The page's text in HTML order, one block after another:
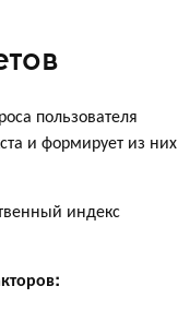
пользователя
и формирует из них
индекс